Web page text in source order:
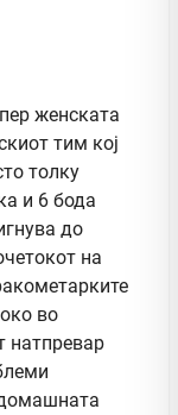
женската
тим кој
толку
и 6 бода
до
на
во
натпревар